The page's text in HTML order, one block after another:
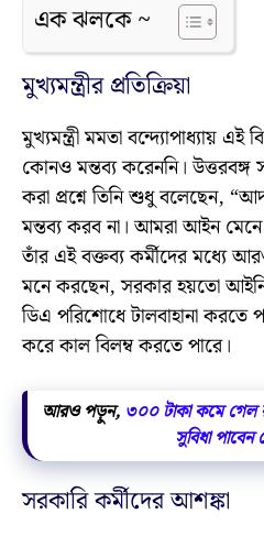
এক ঝলকে ~
মুখ্যমন্ত্রীর প্রতিক্রিয়া
মুখ্যমন্ত্রী মমতা বন্দ্যোপাধ্যায় এই
কোনও মন্তব্য করেননি। উত্তরবঙ্গ
করা প্রশ্নে তিনি শুধু বলেছেন,
মন্তব্য করব না। আমরা আইন মেনে
তাঁর এই বক্তব্য কর্মীদের মধ্যে
মনে করছেন, সরকার হয়তো
ডিএ পরিশোধে টালবাহানা করতে
করে কাল বিলম্ব করতে পারে।
আরও পড়ুন, ৩০০ টাকা কমে গেল
সুবিধা পাবেন
সরকারি কর্মীদের আশঙ্কা